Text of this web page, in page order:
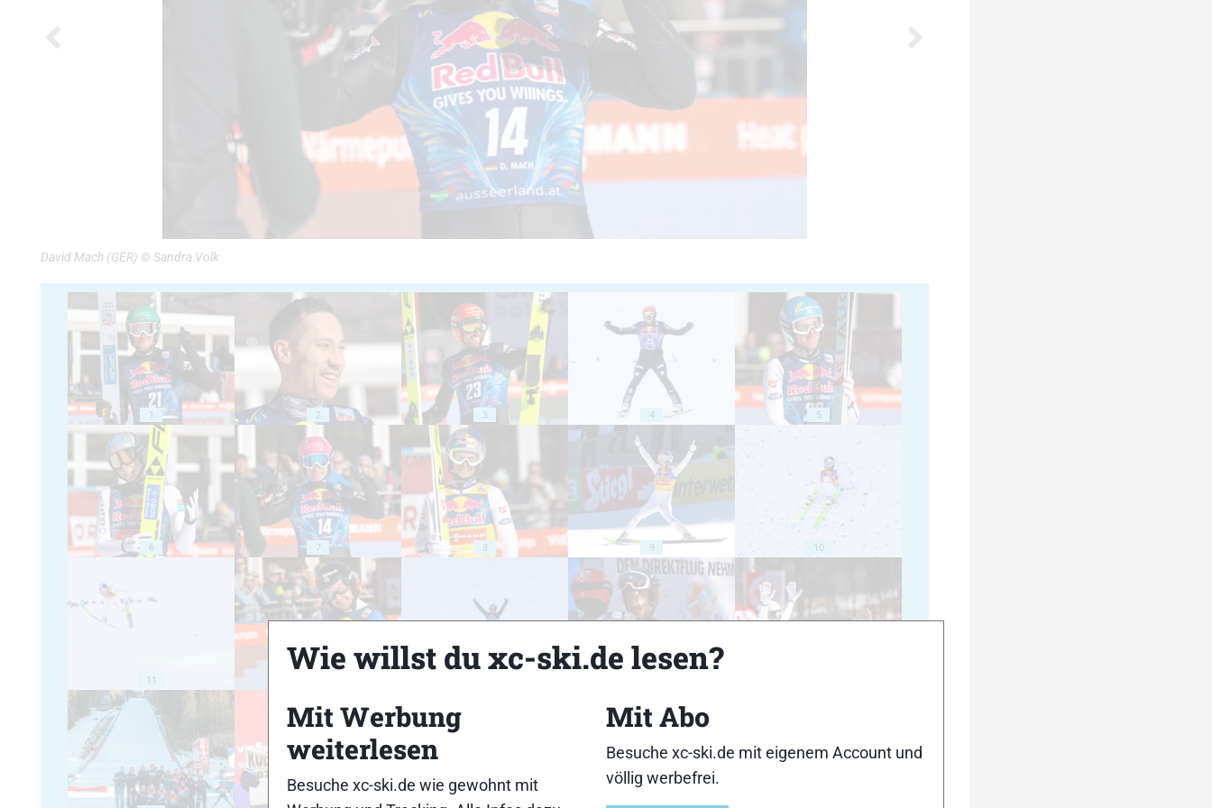
David Mach (GER) © Sandra Volk
1 2 3 4 5
6 7 8 9 10
11
Wie willst du xc-ski.de lesen?
Mit Werbung
weiterlesen
Besuche xc-ski.de wie gewohnt mit
Mit Abo
Besuche xc-ski.de mit eigenem Account und
völlig werbefrei.